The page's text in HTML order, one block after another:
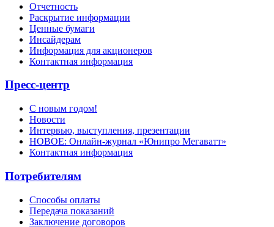
Отчетность
Раскрытие информации
Ценные бумаги
Инсайдерам
Информация для акционеров
Контактная информация
Пресс-центр
С новым годом!
Новости
Интервью, выступления, презентации
НОВОЕ: Онлайн-журнал «Юнипро Мегаватт»
Контактная информация
Потребителям
Способы оплаты
Передача показаний
Заключение договоров